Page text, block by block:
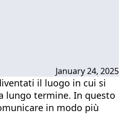
January 24, 2025
il luogo in cui si
lungo termine. In questo
in modo più